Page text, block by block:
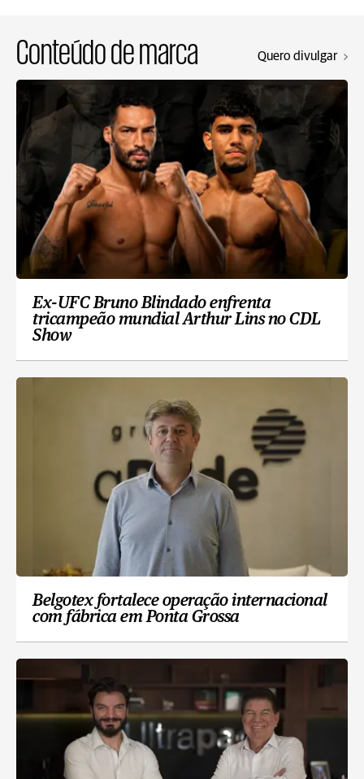
Conteúdo de marca Quero divulgar
Ex-UFC Bruno Blindado enfrenta
tricampeão mundial Arthur Lins no CDL
Show
Belgotex fortalece operação internacional
com fábrica em Ponta Grossa